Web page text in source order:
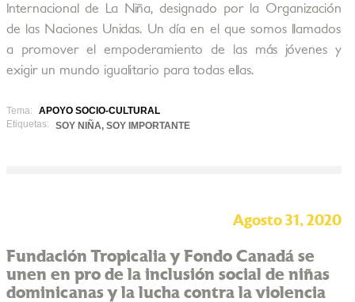
Internacional de La Niña, designado por la Organización
de las Naciones Unidas. Un día en el que somos llamados
a promover el empoderamiento de las más jóvenes y
exigir un mundo igualitario para todas ellas.
Tema:
APOYO SOCIO-CULTURAL
Etiquetas:
SOY NIÑA, SOY IMPORTANTE
Agosto 31, 2020
Fundación Tropicalia y Fondo Canadá se
unen en pro de la inclusión social de niñas
dominicanas y la lucha contra la violencia